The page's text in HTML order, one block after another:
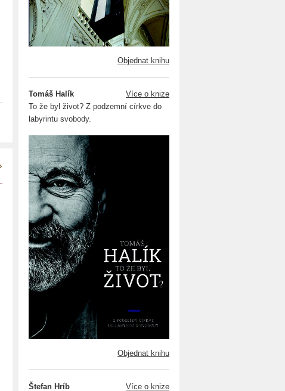
Objednat knihu
Tomáš Halík
Více o knize
To že byl život? Z podzemní církve do
labyrintu svobody.
Objednat knihu
Štefan Hríb Více o knize